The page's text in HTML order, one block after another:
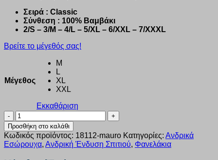
Σειρά : Classic
Σύνθεση : 100% Βαμβάκι
2/S – 3/M – 4/L – 5/XL – 6/XXL – 7/XXXL
Βρείτε το μέγεθός σας!
Μέγεθος
M
L
XL
XXL
Εκκαθάριση
Φανέλα
2
τεμάχια
Minerva
μαύρο
κοντό
Προσθήκη στο καλάθι
Κωδικός προϊόντος: 18112-mauro Κατηγορίες: Ανδρικά
Εσώρουχα, Ανδρική Ένδυση Σπιτιού, Φανελάκια